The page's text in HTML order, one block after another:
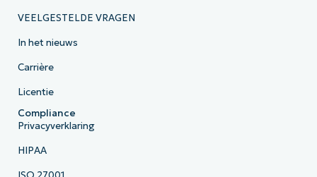
VEELGESTELDE VRAGEN
In het nieuws
Carrière
Licentie
Compliance
Privacyverklaring
HIPAA